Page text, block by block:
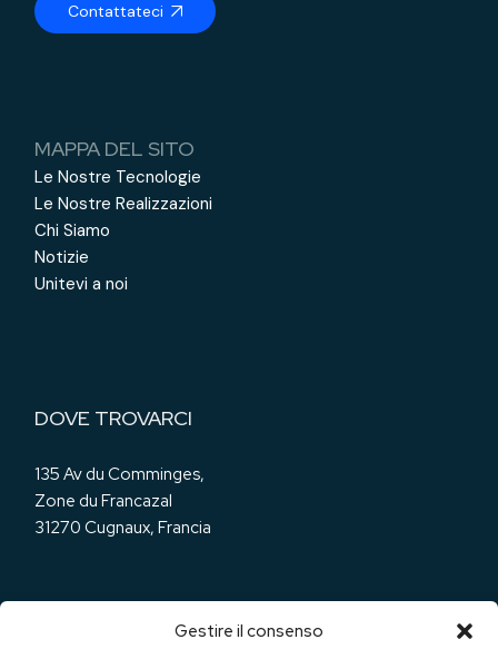
Gestire il consenso
Contattateci
MAPPA DEL SITO
Le Nostre Tecnologie
Le Nostre Realizzazioni
Chi Siamo
Notizie
Unitevi a noi
DOVE TROVARCI
135 Av du Comminges,
Zone du Francazal
31270 Cugnaux, Francia